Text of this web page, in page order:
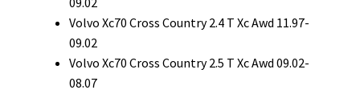
Volvo Xc70 Cross Country 2.4 T Xc Awd 11.97-
09.02
Volvo Xc70 Cross Country 2.5 T Xc Awd 09.02-
08.07